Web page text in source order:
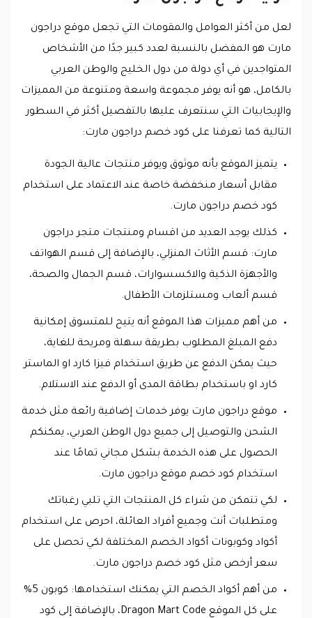
لعل من أكثر العوامل والمقومات التي تجعل موقع دراجون
مارت هو المفضل بالنسبة لعدد كبير جدًا من الأشخاص
المتواجدين في أي دولة من دول الخليج والوطن العربي
بالكامل، هو أنه يوفر مجموعة واسعة ومتنوعة من المميزات
والإيجابيات التي سنتعرف عليها بالتفصيل أكثر في السطور
التالية كما تعرفنا على كود خصم دراجون مارت:
يتميز الموقع بأنه موثوق ويوفر منتجات عالية الجودة
مقابل أسعار منخفضة خاصة عند الاعتماد على استخدام
كود خصم دراجون مارت.
كذلك يوجد العديد من اقسام ومنتجات متجر دراجون
مارت: قسم الأثاث المنزلي، بالإضافة إلى قسم الهواتف
والأجهزة الذكية والاكسسوارات، قسم الجمال والصحة،
قسم ألعاب ومستلزمات الأطفال.
من أهم مميزات هذا الموقع أنه يتيح للمتسوق إمكانية
دفع المبلغ المطلوب بطريقة سهلة ومريحة للغاية،
حيث يمكن الدفع عن طريق استخدام فيزا كارد او الماستر
كارد او باستخدام بطاقة المدى أو الدفع عند الاستلام.
موقع دراجون مارت يوفر خدمات إضافية رائعة مثل خدمة
الشحن والتوصيل إلى جميع دول الوطن العربي، يمكنكم
الحصول على هذه الخدمة بشكل مجاني تمامًا عند
استخدام كود خصم موقع دراجون مارت.
لكي تتمكن من شراء كل المنتجات التي تلبي رغباتك
ومتطلبات أنت وجميع أفراد العائلة، احرص على استخدام
أكواد وكوبونات أكواد الخصم المختلفة لكي تحصل على
سعر أرخص مثل كود خصم دراجون مارت.
من أهم أكواد الخصم التي يمكنك استخدامها: كوبون 5%
على كل الموقع Dragon Mart Code، بالإضافة إلى كود